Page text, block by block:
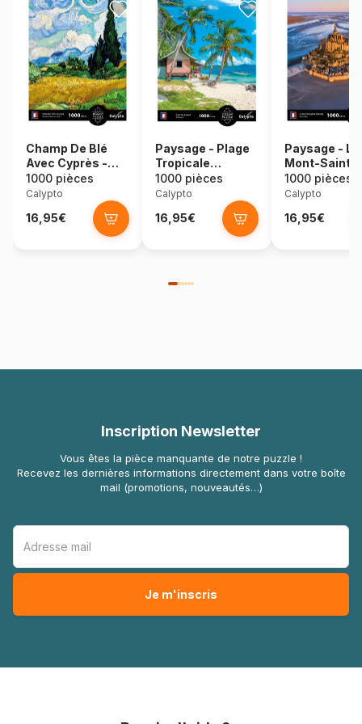
Champ De Blé
Avec Cyprès -
Vincent Van Gogh
1000 pièces
Calypto
16,95€
Paysage - Plage
Tropicale
Palawan -
Philippines
1000 pièces
Calypto
16,95€
Paysage - Le
Mont-Saint-
Michel -
Normandie
1000 pièces
Calypto
16,95€
Inscription Newsletter
Vous êtes la pièce manquante de notre puzzle !
Recevez les dernières informations directement dans votre boîte
mail (promotions, nouveautés…)